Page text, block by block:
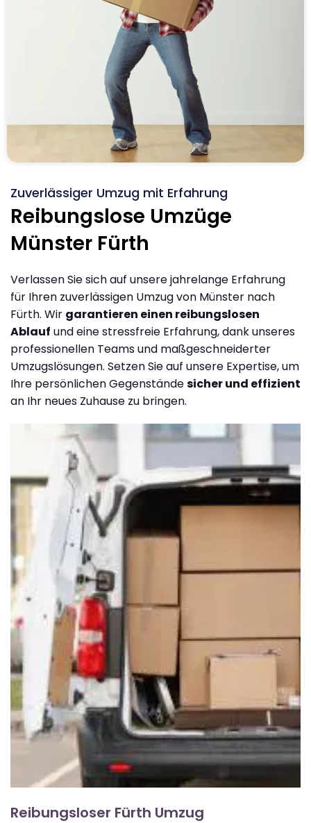
Zuverlässiger Umzug mit Erfahrung
Reibungslose Umzüge
Münster Fürth
Verlassen Sie sich auf unsere jahrelange Erfahrung
für Ihren zuverlässigen Umzug von Münster nach
Fürth. Wir garantieren einen reibungslosen
Ablauf und eine stressfreie Erfahrung, dank unseres
professionellen Teams und maßgeschneiderter
Umzugslösungen. Setzen Sie auf unsere Expertise, um
Ihre persönlichen Gegenständesicher und effizient
an Ihr neues Zuhause zu bringen.
Reibungsloser Fürth Umzug